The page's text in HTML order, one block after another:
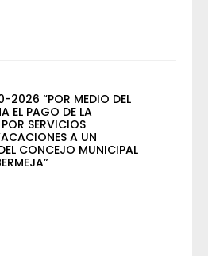
“POR MEDIO DEL
EL PAGO DE LA
SERVICIOS
A UN
CONCEJO MUNICIPAL